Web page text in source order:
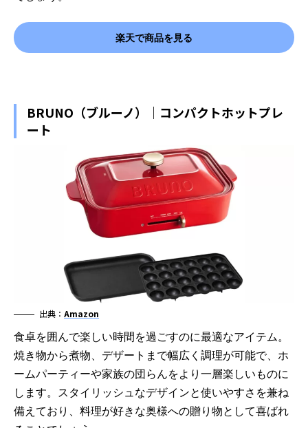
楽天で商品を見る
BRUNO（ブルーノ）｜コンパクトホットプレ
ート
出典： Amazon
食卓を囲んで楽しい時間を過ごすのに最適なアイテム。
焼き物から煮物、デザートまで幅広く調理が可能で、ホ
ームパーティーや家族の団らんをより一層楽しいものに
します。スタイリッシュなデザインと使いやすさを兼ね
備えており、料理が好きな奥様への贈り物として喜ばれ